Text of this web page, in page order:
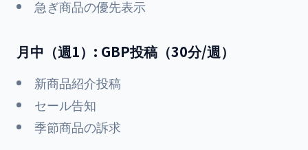
急ぎ商品の優先表示
月中（週1）: GBP投稿（30分/週）
新商品紹介投稿
セール告知
季節商品の訴求